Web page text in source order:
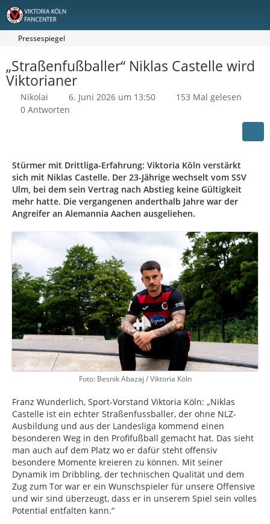
Pressespiegel
„Straßenfußballer“ Niklas Castelle wird
Viktorianer
Nikolai 6. Juni 2026 um 13:50
153 Mal gelesen
0 Antworten
Stürmer mit Drittliga-Erfahrung: Viktoria Köln verstärkt
sich mit Niklas Castelle. Der 23-Jährige wechselt vom SSV
Ulm, bei dem sein Vertrag nach Abstieg keine Gültigkeit
mehr hatte. Die vergangenen anderthalb Jahre war der
Angreifer an Alemannia Aachen ausgeliehen.
Foto: Besnik Abazaj / Viktoria Köln
Franz Wunderlich, Sport-Vorstand Viktoria Köln: „Niklas
Castelle ist ein echter Straßenfussballer, der ohne NLZ-
Ausbildung und aus der Landesliga kommend einen
besonderen Weg in den Profifußball gemacht hat. Das sieht
man auch auf dem Platz wo er dafür steht offensiv
besondere Momente kreieren zu können. Mit seiner
Dynamik im Dribbling, der technischen Qualität und dem
Zug zum Tor war er ein Wunschspieler für unsere Offensive
und wir sind überzeugt, dass er in unserem Spiel sein volles
Potential entfalten kann.“